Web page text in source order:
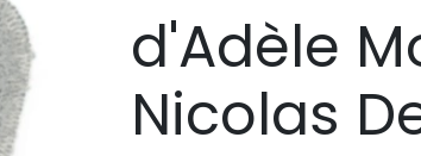
d'Adèle
Nicolas